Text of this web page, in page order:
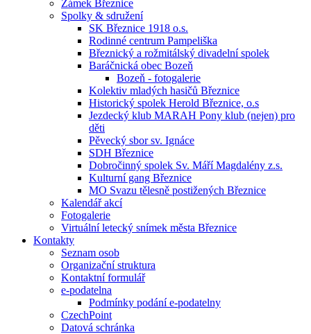
Zámek Březnice
Spolky & sdružení
SK Březnice 1918 o.s.
Rodinné centrum Pampeliška
Březnický a rožmitálský divadelní spolek
Baráčnická obec Bozeň
Bozeň - fotogalerie
Kolektiv mladých hasičů Březnice
Historický spolek Herold Březnice, o.s
Jezdecký klub MARAH Pony klub (nejen) pro
děti
Pěvecký sbor sv. Ignáce
SDH Březnice
Dobročinný spolek Sv. Máří Magdalény z.s.
Kulturní gang Březnice
MO Svazu tělesně postižených Březnice
Kalendář akcí
Fotogalerie
Virtuální letecký snímek města Březnice
Kontakty
Seznam osob
Organizační struktura
Kontaktní formulář
e-podatelna
Podmínky podání e-podatelny
CzechPoint
Datová schránka